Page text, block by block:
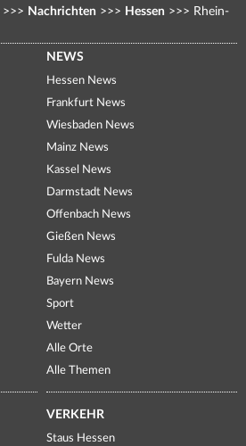
>>> Nachrichten >>> Hessen >>> Rhein-
NEWS
Hessen News
Frankfurt News
Wiesbaden News
Mainz News
Kassel News
Darmstadt News
Offenbach News
Gießen News
Fulda News
Bayern News
Sport
Wetter
Alle Orte
Alle Themen
VERKEHR
Staus Hessen